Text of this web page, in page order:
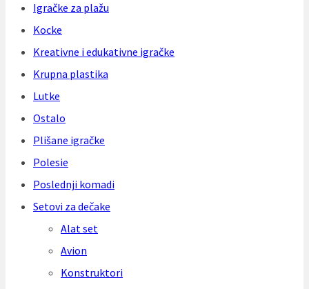
Igračke za plažu
Kocke
Kreativne i edukativne igračke
Krupna plastika
Lutke
Ostalo
Plišane igračke
Polesie
Poslednji komadi
Setovi za dečake
Alat set
Avion
Konstruktori